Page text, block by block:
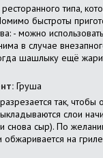
типа,
быстроты
- можно
в случае
шашлыку ещё
Груша
так, чтобы
слои
снова сыр). По
обжаривается на